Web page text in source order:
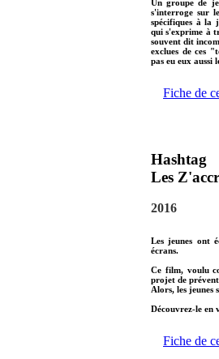
Un groupe de
s'interroge sur
spécifiques à la
qui s'exprime à
souvent dit
exclues de ces
pas eu eux aussi
Fiche de
Hashtag
Les
2016
Les jeunes ont
écrans.
Ce film, voulu
projet de
Alors, les jeunes
Découvrez-le en
Fiche de